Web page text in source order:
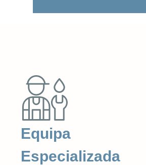
Equipa
Especializada